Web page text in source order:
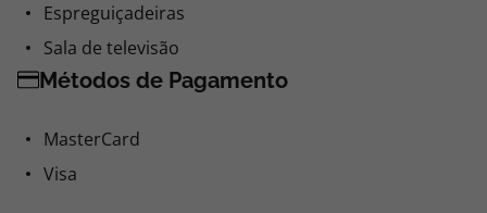
Espreguiçadeiras
Sala de televisão
Métodos de Pagamento
MasterCard
Visa